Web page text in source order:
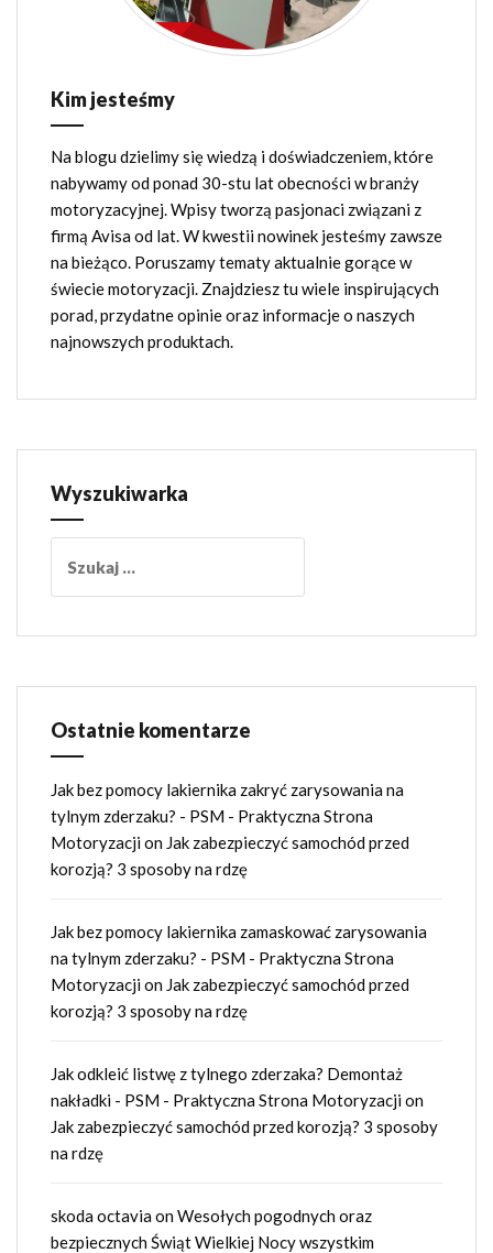
Kim jesteśmy
Na blogu dzielimy się wiedzą i doświadczeniem, które
nabywamy od ponad 30-stu lat obecności w branży
motoryzacyjnej. Wpisy tworzą pasjonaci związani z
firmą Avisa od lat. W kwestii nowinek jesteśmy zawsze
na bieżąco. Poruszamy tematy aktualnie gorące w
świecie motoryzacji. Znajdziesz tu wiele inspirujących
porad, przydatne opinie oraz informacje o naszych
najnowszych produktach.
Wyszukiwarka
Ostatnie komentarze
Jak bez pomocy lakiernika zakryć zarysowania na
tylnym zderzaku? - PSM - Praktyczna Strona
Motoryzacjion Jak zabezpieczyć samochód przed
korozją? 3 sposoby na rdzę
Jak bez pomocy lakiernika zamaskować zarysowania
na tylnym zderzaku? - PSM - Praktyczna Strona
Motoryzacjion Jak zabezpieczyć samochód przed
korozją? 3 sposoby na rdzę
Jak odkleić listwę z tylnego zderzaka? Demontaż
nakładki - PSM - Praktyczna Strona Motoryzacjion
Jak zabezpieczyć samochód przed korozją? 3 sposoby
na rdzę
skoda octaviaonWesołych pogodnych oraz
bezpiecznych Świąt Wielkiej Nocy wszystkim